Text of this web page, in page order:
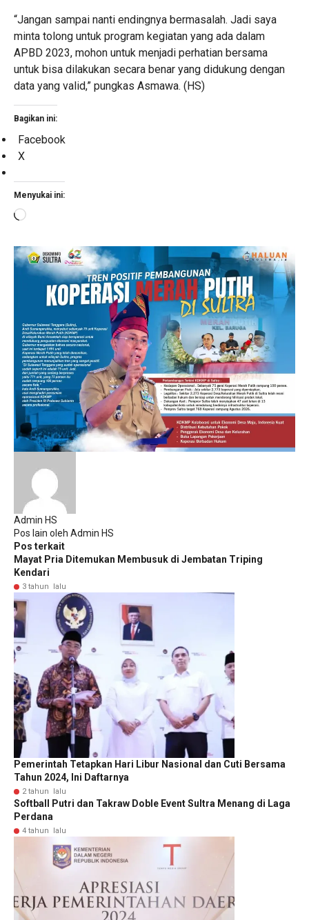
“Jangan sampai nanti endingnya bermasalah. Jadi saya
minta tolong untuk program kegiatan yang ada dalam
APBD 2023, mohon untuk menjadi perhatian bersama
untuk bisa dilakukan secara benar yang didukung dengan
data yang valid,” pungkas Asmawa. (HS)
Bagikan ini:
Facebook
X
Menyukai ini:
Memuat...
Admin HS
Pos lain oleh Admin HS
Pos terkait
Mayat Pria Ditemukan Membusuk di Jembatan Triping
Kendari
3 tahun lalu
Pemerintah Tetapkan Hari Libur Nasional dan Cuti Bersama
Tahun 2024, Ini Daftarnya
2 tahun lalu
Softball Putri dan Takraw Doble Event Sultra Menang di Laga
Perdana
4 tahun lalu